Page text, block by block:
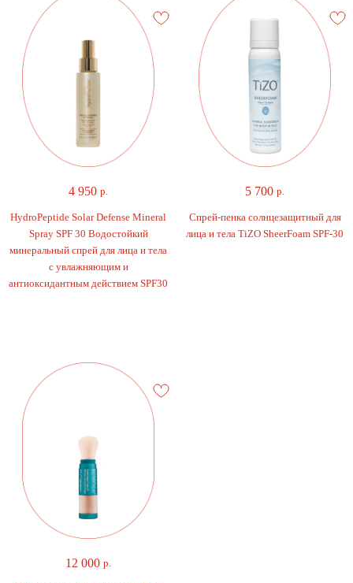
4 950 р.
HydroPeptide Solar Defense Mineral
Spray SPF 30 Водостойкий
минеральный спрей для лица и тела
с увлажняющим и
антиоксидантным действием SPF30
5 700 р.
Спрей-пенка солнцезащитный для
лица и тела TiZO SheerFoam SPF-30
12 000 р.